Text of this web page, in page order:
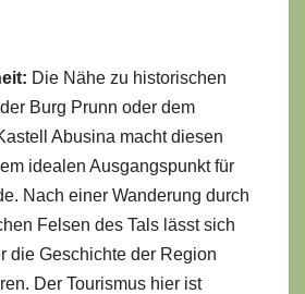
Die Nähe zu historischen
Burg Prunn oder dem
Abusina macht diesen
idealen Ausgangspunkt für
Nach einer Wanderung durch
Felsen des Tals lässt sich
die Geschichte der Region
Der Tourismus hier ist